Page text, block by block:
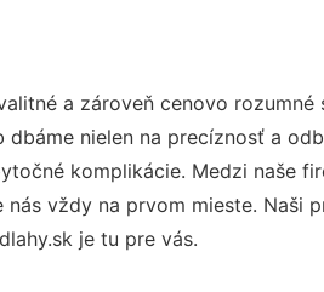
a zároveň cenovo
nielen na precíznosť a
komplikácie. Medzi naše
vždy na prvom mieste. Naši
je tu pre vás.